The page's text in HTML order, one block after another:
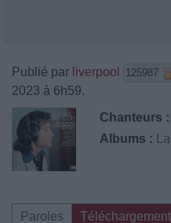
Publié par liverpool 125987
2023 à 6h59.
Chanteurs :
Albums :
Paroles Téléchargement